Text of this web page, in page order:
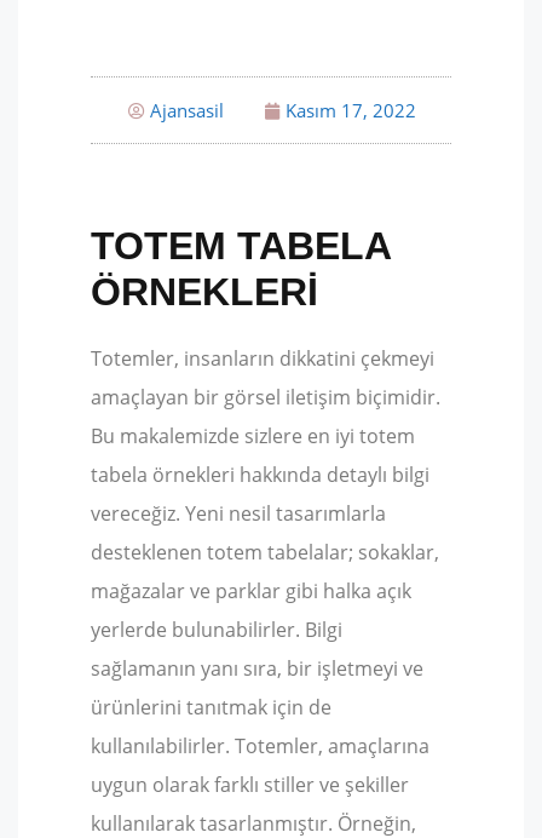
Ajansasil Kasım 17, 2022
TOTEM TABELA
ÖRNEKLERI
Totemler, insanların dikkatini çekmeyi
amaçlayan bir görsel iletişim biçimidir.
Bu makalemizde sizlere en iyi totem
tabela örnekleri hakkında detaylı bilgi
vereceğiz. Yeni nesil tasarımlarla
desteklenen totem tabelalar; sokaklar,
mağazalar ve parklar gibi halka açık
yerlerde bulunabilirler. Bilgi
sağlamanın yanı sıra, bir işletmeyi ve
ürünlerini tanıtmak için de
kullanılabilirler. Totemler, amaçlarına
uygun olarak farklı stiller ve şekiller
kullanılarak tasarlanmıştır. Örneğin,